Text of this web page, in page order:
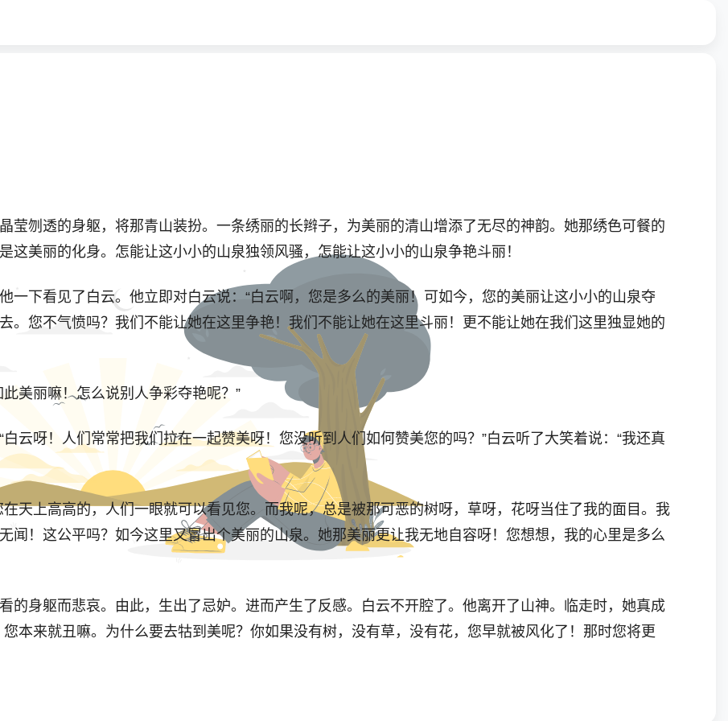
莹刎透的身躯，将那青山装扮。一条绣丽的长辫子，为美丽的清山增添了无尽的神韵。她那绣色可餐的
这美丽的化身。怎能让这小小的山泉独领风骚，怎能让这小小的山泉争艳斗丽！
一下看见了白云。他立即对白云说：“白云啊，您是多么的美丽！可如今，您的美丽让这小小的山泉夺
。您不气愤吗？我们不能让她在这里争艳！我们不能让她在这里斗丽！更不能让她在我们这里独显她的
美丽嘛！怎么说别人争彩夺艳呢？”
云呀！人们常常把我们拉在一起赞美呀！您没听到人们如何赞美您的吗？”白云听了大笑着说：“我还真
天上高高的，人们一眼就可以看见您。而我呢，总是被那可恶的树呀，草呀，花呀当住了我的面目。我
闻！这公平吗？如今这里又冒出个美丽的山泉。她那美丽更让我无地自容呀！您想想，我的心里是多么
的身躯而悲哀。由此，生出了忌妒。进而产生了反感。白云不开腔了。他离开了山神。临走时，她真成
本来就丑嘛。为什么要去牯到美呢？你如果没有树，没有草，没有花，您早就被风化了！那时您将更